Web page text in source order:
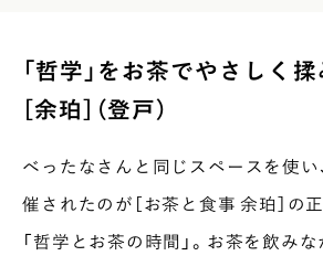
「哲学」をお茶でやさしく
［余珀］（登戸）
べったなさんと同じスペースを使い
催されたのが［お茶と食事 余珀］の
「哲学とお茶の時間」。お茶を飲み